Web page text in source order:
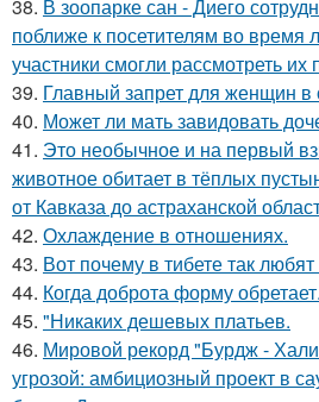
38. В зоопарке сан - Диего
поближе к посетителям во время
участники смогли рассмотреть их
39. Главный запрет для женщин в
40. Может ли мать завидовать
41. Это необычное и на первый
животное обитает в тёплых
от Кавказа до астраханской
42. Охлаждение в отношениях.
43. Вот почему в тибете так
44. Когда доброта форму обретает.
45. "Никаких дешевых платьев.
46. Мировой рекорд "Бурдж -
угрозой: амбициозный проект в